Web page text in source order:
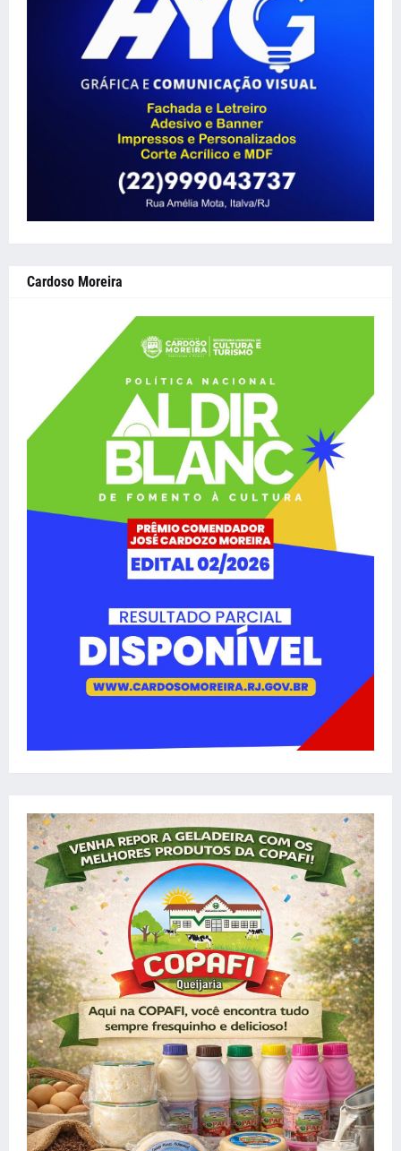
Cardoso Moreira